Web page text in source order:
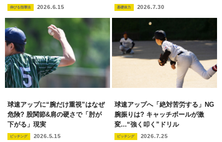
伸びる指導法 2026.6.15 基礎体力 2026.7.30
球速アップに“腕だけ重視”はなぜ
危険? 股関節&肩の硬さで「肘が
下がる」現実
ピッチング 2026.5.15
球速アップへ「絶対苦労する」NG
腕振りは? キャッチボールが激
変...“強く叩く”ドリル
ピッチング 2026.7.25